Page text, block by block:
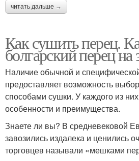
читать дальше →
Как сушить перец.
болгарский перец на
Наличие обычной и
предоставляет возможность
способами сушки. У каждого из
особенности и преимущества.
Знаете ли вы? В средневековой
завозились издалека и ценились
торговцев называли «мешками